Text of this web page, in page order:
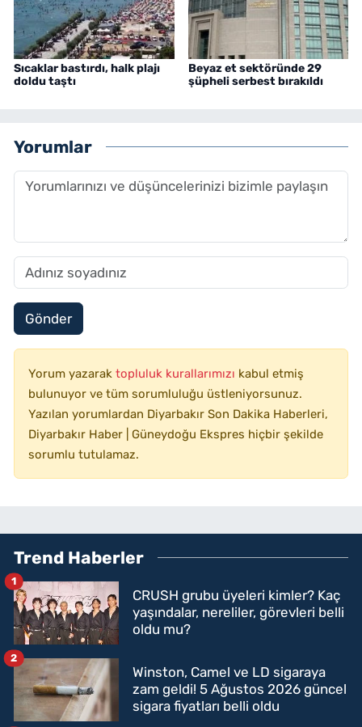
Sıcaklar bastırdı, halk plajı
doldu taştı
Beyaz et sektöründe 29
şüpheli serbest bırakıldı
Yorumlar
Gönder
Yorum yazarak topluluk kurallarımızı kabul etmiş
bulunuyor ve tüm sorumluluğu üstleniyorsunuz.
Yazılan yorumlardan Diyarbakır Son Dakika Haberleri,
Diyarbakır Haber | Güneydoğu Ekspres hiçbir şekilde
sorumlu tutulamaz.
Trend Haberler
CRUSH grubu üyeleri kimler? Kaç
yaşındalar, nereliler, görevleri belli
oldu mu?
1
Winston, Camel ve LD sigaraya
zam geldi! 5 Ağustos 2026 güncel
sigara fiyatları belli oldu
2